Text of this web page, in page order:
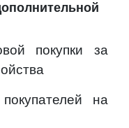
покупки за
на